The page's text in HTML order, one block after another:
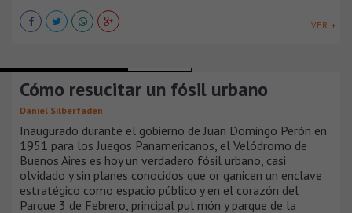
VER +
Cómo resucitar un fósil urbano
Daniel Silberfaden
Inaugurado durante el gobierno de Juan Domingo Perón en
1951 para los Juegos Panamericanos, el Velódromo de
Buenos Aires es hoy un verdadero fósil urbano, casi
olvidado y sin planes conocidos que or ganicen un enclave
estratégico como espacio público y en el corazón del
Parque 3 de Febrero, principal pul món y parque de la